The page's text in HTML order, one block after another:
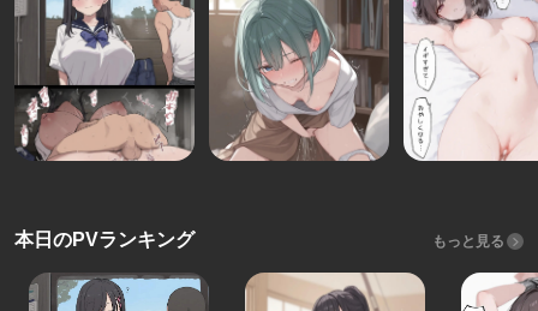
本日のPVランキング もっと見る